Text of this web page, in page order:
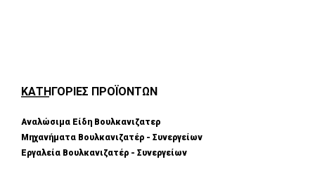
ΚΑΤΗΓΟΡΙΕΣ ΠΡΟΪΟΝΤΩΝ
Αναλώσιμα Είδη Βουλκανιζατερ
Μηχανήματα Βουλκανιζατέρ - Συνεργείων
Εργαλεία Βουλκανιζατέρ - Συνεργείων